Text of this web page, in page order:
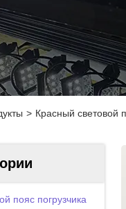
> Красный световой
пояс погрузчика